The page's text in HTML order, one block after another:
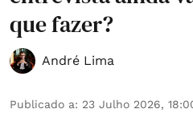
que fazer?
André Lima
Publicado a: 23 Julho 2026,